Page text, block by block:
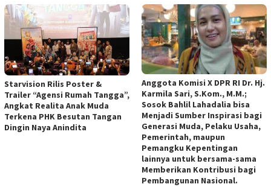
Starvision Rilis Poster &
Trailer “Agensi Rumah Tangga”,
Angkat Realita Anak Muda
Terkena PHK Besutan Tangan
Dingin Naya Anindita
Anggota Komisi X DPR RI Dr. Hj.
Karmila Sari, S.Kom., M.M.;
Sosok Bahlil Lahadalia bisa
Menjadi Sumber Inspirasi bagi
Generasi Muda, Pelaku Usaha,
Pemerintah, maupun
Pemangku Kepentingan
lainnya untuk bersama-sama
Memberikan Kontribusi bagi
Pembangunan Nasional.